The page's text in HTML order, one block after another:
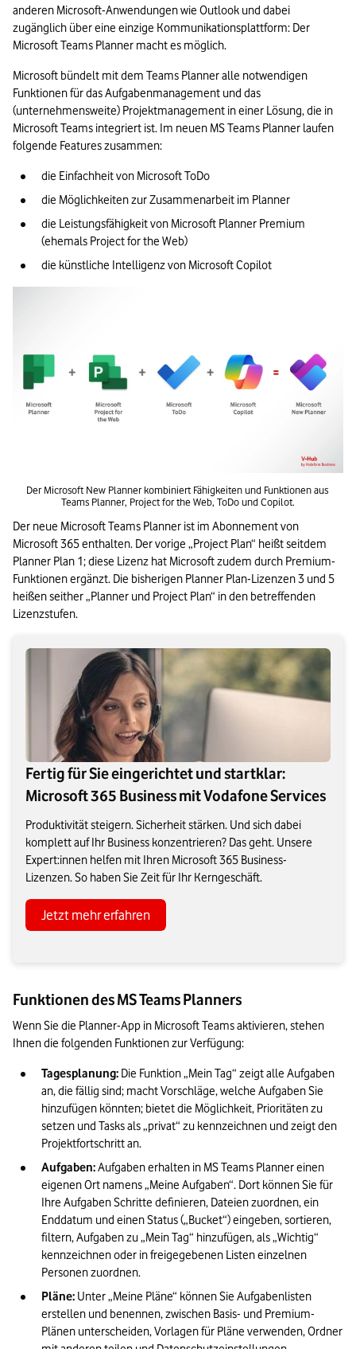
anderen Microsoft-Anwendungen wie Outlook und dabei
zugänglich über eine einzige Kommunikationsplattform: Der
Microsoft Teams Planner macht es möglich.
Microsoft bündelt mit dem Teams Planner alle notwendigen
Funktionen für das Aufgabenmanagement und das
(unternehmensweite) Projektmanagement in einer Lösung, die in
Microsoft Teams integriert ist. Im neuen MS Teams Planner laufen
folgende Features zusammen:
die Einfachheit von Microsoft ToDo
die Möglichkeiten zur Zusammenarbeit im Planner
die Leistungsfähigkeit von Microsoft Planner Premium
(ehemals Project for the Web)
die künstliche Intelligenz von Microsoft Copilot
Der Microsoft New Planner kombiniert Fähigkeiten und Funktionen aus
Teams Planner, Project for the Web, ToDo und Copilot.
Der neue Microsoft Teams Planner ist im Abonnement von
Microsoft 365 enthalten. Der vorige „Project Plan“ heißt seitdem
Planner Plan 1; diese Lizenz hat Microsoft zudem durch Premium-
Funktionen ergänzt. Die bisherigen Planner Plan-Lizenzen 3 und 5
heißen seither „Planner und Project Plan“ in den betreffenden
Lizenzstufen.
Fertig für Sie eingerichtet und startklar:
Microsoft 365 Business mit Vodafone Services
Produktivität steigern. Sicherheit stärken. Und sich dabei
komplett auf Ihr Business konzentrieren? Das geht. Unsere
Expert:innen helfen mit Ihren Microsoft 365 Business-
Lizenzen. So haben Sie Zeit für Ihr Kerngeschäft.
Jetzt mehr erfahren
Funktionen des MS Teams Planners
Wenn Sie die Planner-App in Microsoft Teams aktivieren, stehen
Ihnen die folgenden Funktionen zur Verfügung:
Tagesplanung: Die Funktion „Mein Tag“ zeigt alle Aufgaben
an, die fällig sind; macht Vorschläge, welche Aufgaben Sie
hinzufügen könnten; bietet die Möglichkeit, Prioritäten zu
setzen und Tasks als „privat“ zu kennzeichnen und zeigt den
Projektfortschritt an.
Aufgaben: Aufgaben erhalten in MS Teams Planner einen
eigenen Ort namens „Meine Aufgaben“. Dort können Sie für
Ihre Aufgaben Schritte definieren, Dateien zuordnen, ein
Enddatum und einen Status („Bucket“) eingeben, sortieren,
filtern, Aufgaben zu „Mein Tag“ hinzufügen, als „Wichtig“
kennzeichnen oder in freigegebenen Listen einzelnen
Personen zuordnen.
Pläne: Unter „Meine Pläne“ können Sie Aufgabenlisten
erstellen und benennen, zwischen Basis- und Premium-
Plänen unterscheiden, Vorlagen für Pläne verwenden, Ordner